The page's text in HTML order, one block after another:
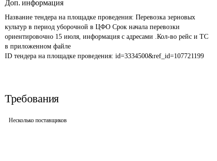
Доп. информация
Название тендера на площадке проведения: Перевозка зерновых
культур в период уборочной в ЦФО Срок начала перевозки
ориентировочно 15 июля, информация с адресами .Кол-во рейс и ТС
в приложенном файле
ID тендера на площадке проведения: id=3334500&ref_id=107721199
Требования
Несколько поставщиков